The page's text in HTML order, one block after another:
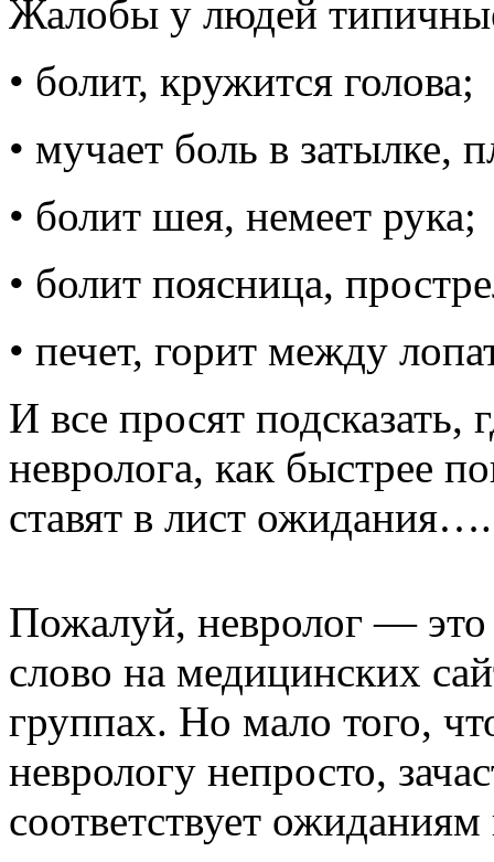
Жалобы у людей
• болит, кружится голова;
• мучает боль в затылке,
• болит шея, немеет рука;
• болит поясница,
• печет, горит между
И все просят подсказать,
невролога, как быстрее
ставят в лист ожидания….
Пожалуй, невролог — это
слово на медицинских
группах. Но мало того,
неврологу непросто,
соответствует